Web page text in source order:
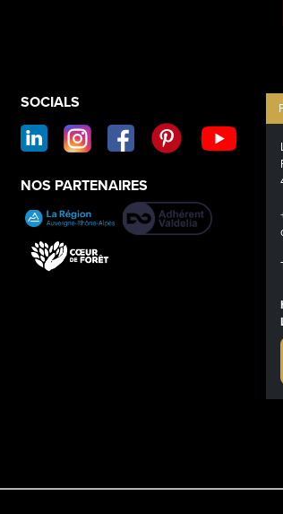
CONTACT
SOCIAL
FOOTER
SOCIALS
NOS PARTENAIRES